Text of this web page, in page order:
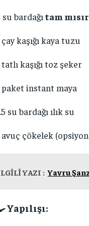
su bardağı tam
çay kaşığı kaya tuzu
tatlı kaşığı toz şeker
paket instant maya
su bardağı ılık su
avuç çökelek
YAZI : Yavru
Yapılışı: